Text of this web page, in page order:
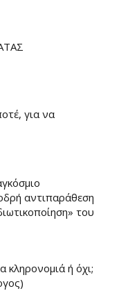
για να
αντιπαράθεση
του
κληρονομιά ή όχι;